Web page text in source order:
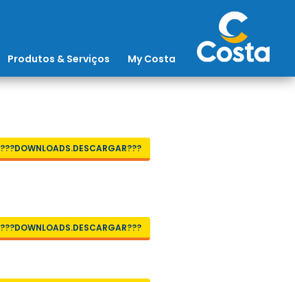
Produtos & Serviços My Costa
???DOWNLOADS.DESCARGAR???
???DOWNLOADS.DESCARGAR???